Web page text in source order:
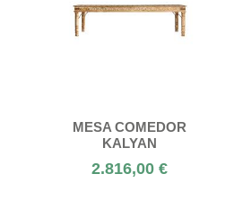
MESA COMEDOR
KALYAN
2.816,00 €